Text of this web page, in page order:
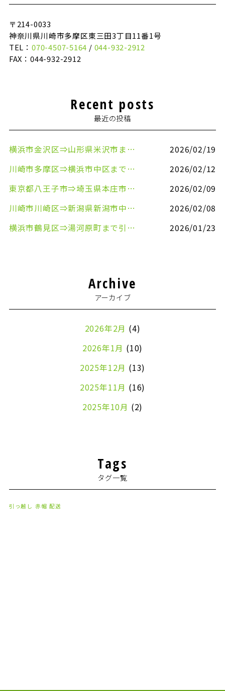
〒214-0033
神奈川県川崎市多摩区東三田3丁目11番1号
TEL：070-4507-5164 / 044-932-2912
FAX：044-932-2912
Recent posts
最近の投稿
横浜市金沢区⇒山形県米沢市まで引越しのお手伝いをさせていただきました
2026/02/19
川崎市多摩区⇒横浜市中区まで引越しのお手伝いをさせていただきました
2026/02/12
東京都八王子市⇒埼玉県本庄市まで清涼飲料水を配送させていただきました
2026/02/09
川崎市川崎区⇒新潟県新潟市中央区まで事務机&事務用品を配送させていただきました
2026/02/08
横浜市鶴見区⇒湯河原町まで引越しのお手伝いをさせていただきました
2026/01/23
Archive
アーカイブ
2026年2月 (4)
2026年1月 (10)
2025年12月 (13)
2025年11月 (16)
2025年10月 (2)
2024年2月
Tags
タグ一覧
引っ越し 赤帽 配送